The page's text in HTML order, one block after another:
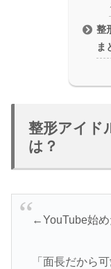
整
ま
整形アイド
は？
←YouTube始
「面長だから